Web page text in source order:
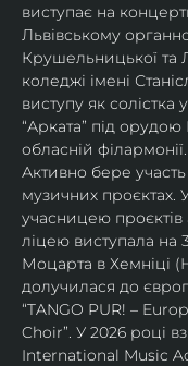
виступає на
Львівському
Крушельницької та
коледжі імені
виступу як
“Арката” під
обласній філармонії.
Активно бере
музичних проєктах.
учасницею проєктів
ліцею виступала на
Моцарта в Хемніці
долучилася до
“TANGO PUR! –
Choir”. У 2026 році
International Music